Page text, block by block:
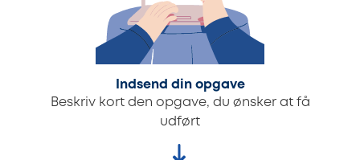
Indsend din opgave
Beskriv kort den opgave, du ønsker at få
udført